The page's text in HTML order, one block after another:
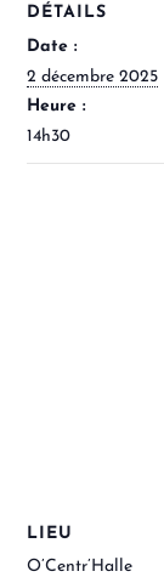
DÉTAILS
Date :
2 décembre 2025
Heure :
14h30
LIEU
O’Centr’Halle